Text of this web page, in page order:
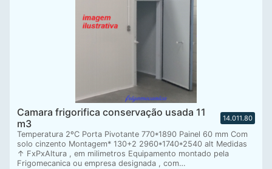
Camara frigorifica conservação usada 11
m3
14.011.80
Temperatura 2ºC Porta Pivotante 770*1890 Painel 60 mm Com
solo cinzento Montagem* 130+2 2960*1740*2540 alt Medidas
↑ FxPxAltura , em milimetros Equipamento montado pela
Frigomecanica ou empresa designada , com…